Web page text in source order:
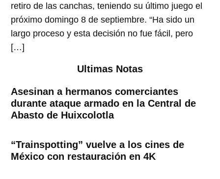
retiro de las canchas, teniendo su último juego el
próximo domingo 8 de septiembre. “Ha sido un
largo proceso y esta decisión no fue fácil, pero
[…]
Ultimas Notas
Asesinan a hermanos comerciantes
durante ataque armado en la Central de
Abasto de Huixcolotla
“Trainspotting” vuelve a los cines de
México con restauración en 4K